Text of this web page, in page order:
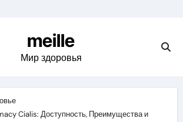
meille
Мир здоровья
Cialis: Доступность, Преимущества и